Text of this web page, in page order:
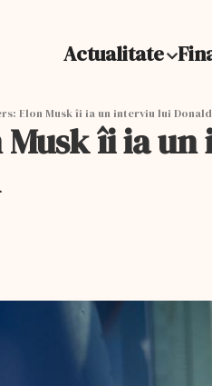
Actualitate
Elon Musk îi ia un interviu lui
Musk îi ia